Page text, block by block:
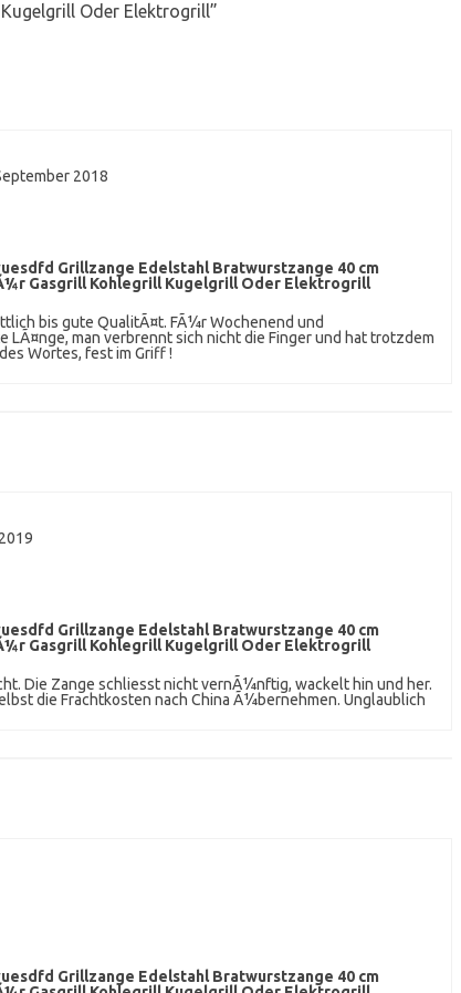
Oder Elektrogrill”
2018
Grillzange Edelstahl Bratwurstzange 40 cm
Gasgrill Kohlegrill Kugelgrill Oder Elektrogrill
bis gute QualitÃ¤t. FÃ¼r Wochenend und
LÃ¤nge, man verbrennt sich nicht die Finger und hat trotzdem
Wortes, fest im Griff !
Grillzange Edelstahl Bratwurstzange 40 cm
Gasgrill Kohlegrill Kugelgrill Oder Elektrogrill
Die Zange schliesst nicht vernÃ¼nftig, wackelt hin und her.
die Frachtkosten nach China Ã¼bernehmen. Unglaublich
Grillzange Edelstahl Bratwurstzange 40 cm